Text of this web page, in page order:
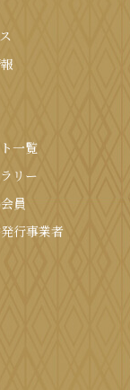
⼀覧
リー
員
行事業者